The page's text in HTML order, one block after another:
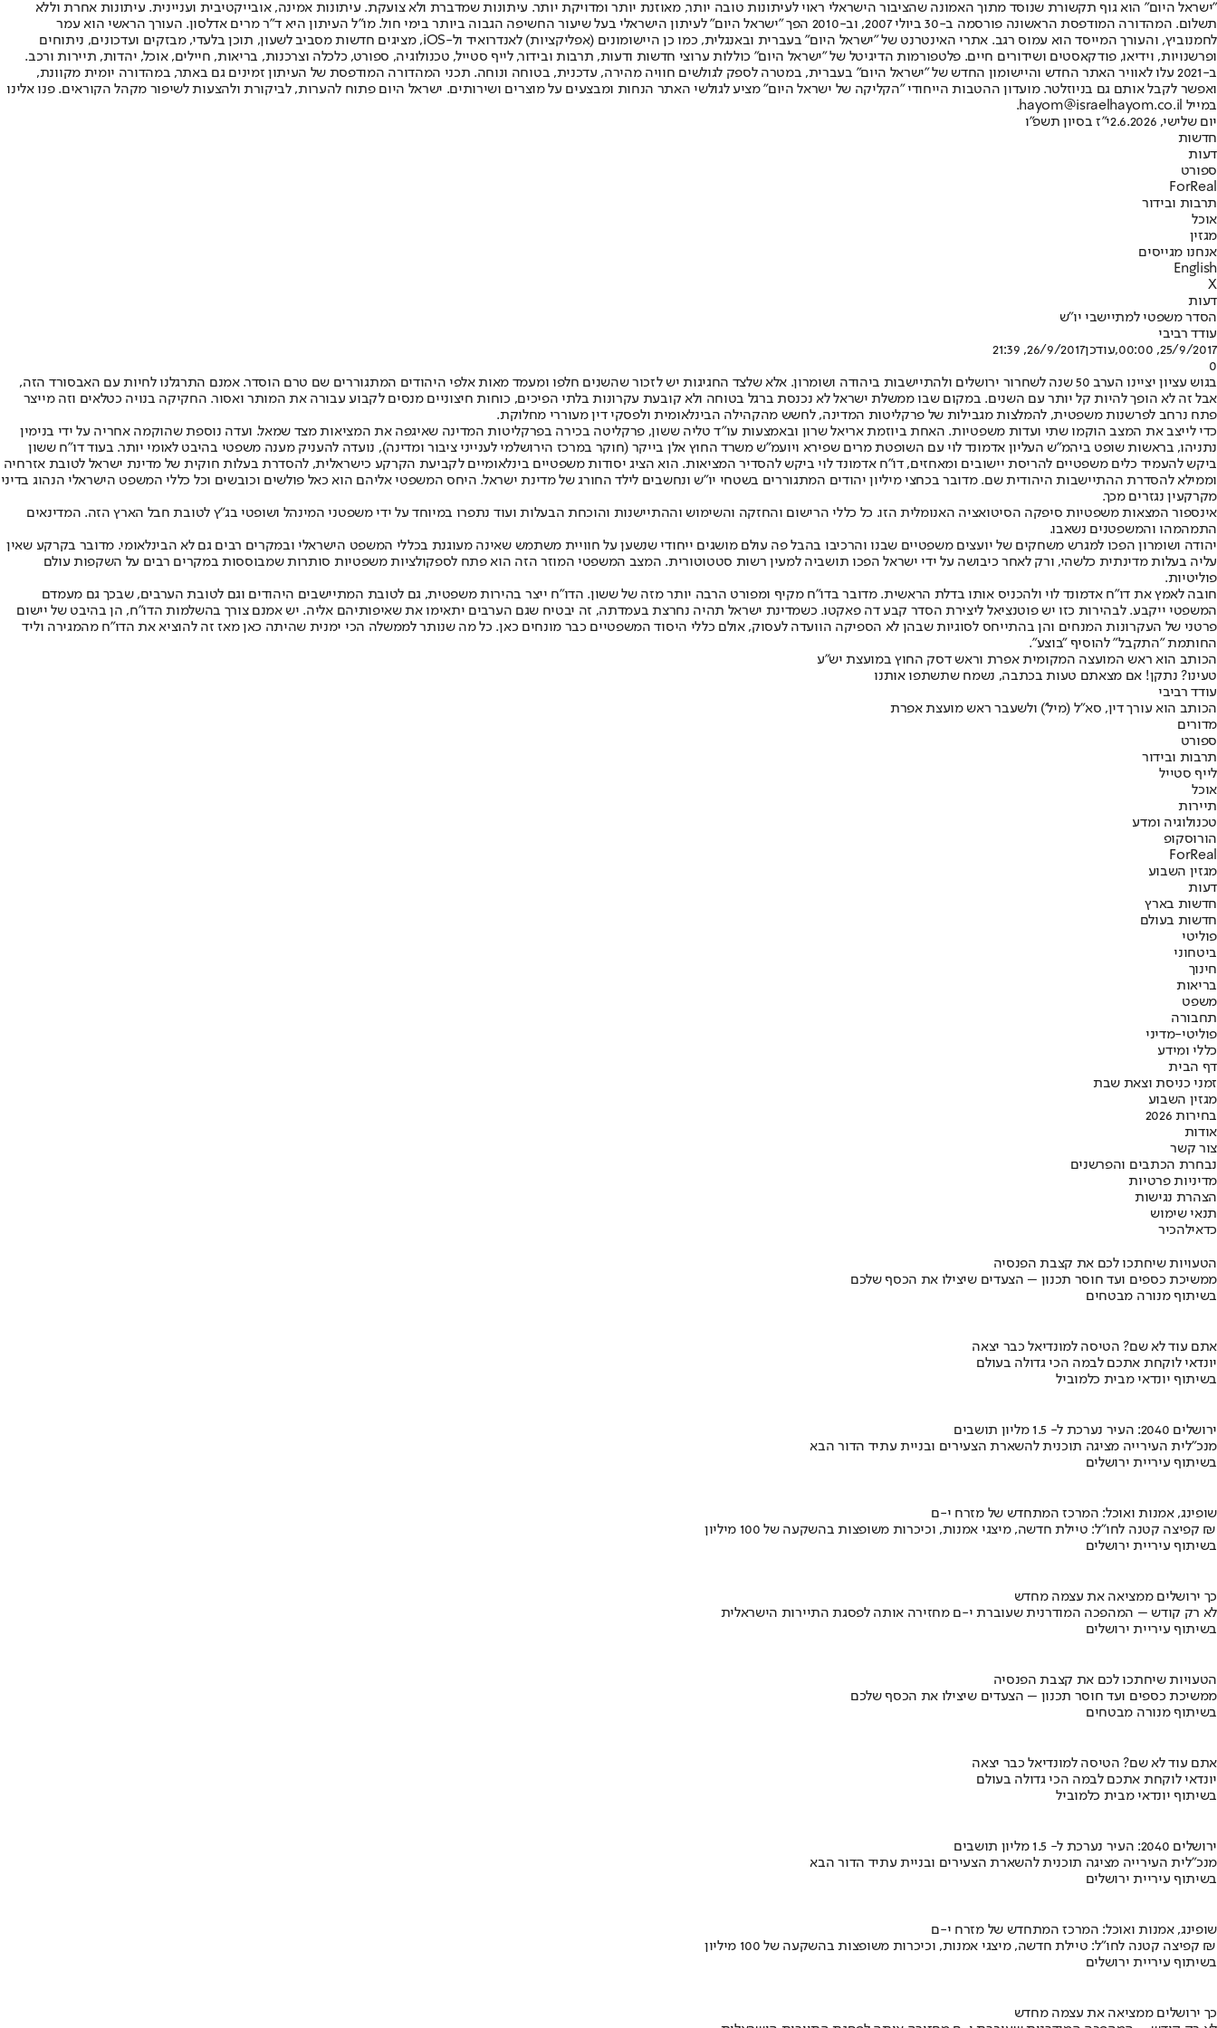
"ישראל היום" הוא גוף תקשורת שנוסד מתוך האמונה שהציבור הישראלי ראוי לעיתונות טובה יותר, מאוזנת יותר ומדויקת יותר. עיתונות שמדברת ולא צועקת. עיתונות אמינה, אובייקטיבית ועניינית. עיתונות אחרת וללא
תשלום. המהדורה המודפסת הראשונה פורסמה ב-30 ביולי 2007, וב-2010 הפך "ישראל היום" לעיתון הישראלי בעל שיעור החשיפה הגבוה ביותר בימי חול. מו"ל העיתון היא ד"ר מרים אדלסון. העורך הראשי הוא עמר
לחמנוביץ, והעורך המייסד הוא עמוס רגב. אתרי האינטרנט של "ישראל היום" בעברית ובאנגלית, כמו כן היישומונים (אפליקציות) לאנדרואיד ול-iOS, מציגים חדשות מסביב לשעון, תוכן בלעדי, מבזקים ועדכונים, ניתוחים
ופרשנויות, וידיאו, פודקאסטים ושידורים חיים. פלטפורמות הדיגיטל של "ישראל היום" כוללות ערוצי חדשות ודעות, תרבות ובידור, לייף סטייל, טכנולוגיה, ספורט, כלכלה וצרכנות, בריאות, חיילים, אוכל, יהדות, תיירות ורכב.
ב-2021 עלו לאוויר האתר החדש והיישומון החדש של "ישראל היום" בעברית, במטרה לספק לגולשים חוויה מהירה, עדכנית, בטוחה ונוחה. תכני המהדורה המודפסת של העיתון זמינים גם באתר, במהדורה יומית מקוונת,
ואפשר לקבל אותם גם בניוזלטר. מועדון ההטבות הייחודי "הקליקה של ישראל היום" מציע לגולשי האתר הנחות ומבצעים על מוצרים ושירותים. ישראל היום פתוח להערות, לביקורת ולהצעות לשיפור מקהל הקוראים. פנו אלינו
במייל hayom@israelhayom.co.il.
יום שלישי, 2.6.2026
י"ז בסיון תשפ"ו
חדשות
דעות
ספורט
ForReal
תרבות ובידור
אוכל
מגזין
אנחנו מגייסים
English
X
דעות
הסדר משפטי למתיישבי יו"ש
עודד רביבי
25/9/2017, 00:00
,עודכן26/9/2017, 21:39
0
בגוש עציון יציינו הערב 50 שנה לשחרור ירושלים ולהתיישבות ביהודה ושומרון. אלא שלצד החגיגות יש לזכור שהשנים חלפו ומעמד מאות אלפי היהודים המתגוררים שם טרם הוסדר. אמנם התרגלנו לחיות עם האבסורד הזה,
אבל זה לא הופך להיות קל יותר עם השנים. במקום שבו ממשלת ישראל לא נכנסת ברגל בטוחה ולא קובעת עקרונות בלתי הפיכים, כוחות חיצוניים מנסים לקבוע עבורה את המותר ואסור. החקיקה בנויה כטלאים וזה מייצר
פתח נרחב לפרשנות משפטית, להמלצות מגבילות של פרקליטות המדינה, לחשש מהקהילה הבינלאומית ולפסקי דין מעוררי מחלוקת.
כדי לייצב את המצב הוקמו שתי ועדות משפטיות. האחת ביוזמת אריאל שרון ובאמצעות עו"ד טליה ששון, פרקליטה בכירה בפרקליטות המדינה שאיגפה את המציאות מצד שמאל. ועדה נוספת שהוקמה אחריה על ידי בנימין
נתניהו, בראשות שופט ביהמ"ש העליון אדמונד לוי עם השופטת מרים שפירא ויועמ"ש משרד החוץ אלן בייקר (חוקר במרכז הירושלמי לענייני ציבור ומדינה), נועדה להעניק מענה משפטי בהיבט לאומי יותר. בעוד דו"ח ששון
ביקש להעמיד כלים משפטיים להריסת יישובים ומאחזים, דו"ח אדמונד לוי ביקש להסדיר המציאות. הוא הציג יסודות משפטיים בינלאומיים לקביעת הקרקע כישראלית, להסדרת בעלות חוקית של מדינת ישראל לטובת אזרחיה
וממילא להסדרת ההתיישבות היהודית שם. מדובר בכחצי מיליון יהודים המתגוררים בשטחי יו"ש ונחשבים לילד החורג של מדינת ישראל. היחס המשפטי אליהם הוא כאל פולשים וכובשים וכל כללי המשפט הישראלי הנהוג בדיני
מקרקעין נגזרים מכך.
אינספור המצאות משפטיות סיפקה הסיטואציה האנומלית הזו. כל כללי הרישום והחזקה והשימוש וההתיישנות והוכחת הבעלות ועוד נתפרו במיוחד על ידי משפטני המינהל ושופטי בג"ץ לטובת חבל הארץ הזה. המדינאים
התמהמהו והמשפטנים נשאבו.
יהודה ושומרון הפכו למגרש משחקים של יועצים משפטיים שבנו והרכיבו בהבל פה עולם מושגים ייחודי שנשען על חוויית משתמש שאינה מעוגנת בכללי המשפט הישראלי ובמקרים רבים גם לא הבינלאומי. מדובר בקרקע שאין
עליה בעלות מדינתית כלשהי, ורק לאחר כיבושה על ידי ישראל הפכו תושביה למעין רשות סטטוטורית. המצב המשפטי המוזר הזה הוא פתח לספקולציות משפטיות סותרות שמבוססות במקרים רבים על השקפות עולם
פוליטיות.
חובה לאמץ את דו"ח אדמונד לוי ולהכניס אותו בדלת הראשית. מדובר בדו"ח מקיף ומפורט הרבה יותר מזה של ששון. הדו"ח ייצר בהירות משפטית, גם לטובת המתיישבים היהודים וגם לטובת הערבים, שבכך גם מעמדם
המשפטי ייקבע. לבהירות כזו יש פוטנציאל ליצירת הסדר קבע דה פאקטו. כשמדינת ישראל תהיה נחרצת בעמדתה, זה יבטיח שגם הערבים יתאימו את שאיפותיהם אליה. יש אמנם צורך בהשלמות הדו"ח, הן בהיבט של יישום
פרטני של העקרונות המנחים והן בהתייחס לסוגיות שבהן לא הספיקה הוועדה לעסוק, אולם כללי היסוד המשפטיים כבר מונחים כאן. כל מה שנותר לממשלה הכי ימנית שהיתה כאן מאז זה להוציא את הדו"ח מהמגירה וליד
החותמת "התקבל" להוסיף "בוצע".
הכותב הוא ראש המועצה המקומית אפרת וראש דסק החוץ במועצת יש"ע
טעינו? נתקן! אם מצאתם טעות בכתבה, נשמח שתשתפו אותנו
עודד רביבי
הכותב הוא עורך דין, סא"ל (מיל') ולשעבר ראש מועצת אפרת
מדורים
ספורט
תרבות ובידור
לייף סטייל
אוכל
תיירות
טכנולוגיה ומדע
הורוסקופ
ForReal
מגזין השבוע
דעות
חדשות בארץ
חדשות בעולם
פוליטי
ביטחוני
חינוך
בריאות
משפט
תחבורה
פוליטי-מדיני
כללי ומידע
דף הבית
זמני כניסת וצאת שבת
מגזין השבוע
בחירות 2026
אודות
צור קשר
נבחרת הכתבים והפרשנים
מדיניות פרטיות
הצהרת נגישות
תנאי שימוש
כדאילהכיר
הטעויות שיחתכו לכם את קצבת הפנסיה
ממשיכת כספים ועד חוסר תכנון – הצעדים שיצילו את הכסף שלכם
בשיתוף מנורה מבטחים
אתם עוד לא שם? הטיסה למונדיאל כבר יצאה
יונדאי לוקחת אתכם לבמה הכי גדולה בעולם
בשיתוף יונדאי מבית כלמוביל
ירושלים 2040: העיר נערכת ל- 1.5 מליון תושבים
מנכ"לית העירייה מציגה תוכנית להשארת הצעירים ובניית עתיד הדור הבא
בשיתוף עיריית ירושלים
שופינג, אמנות ואוכל: המרכז המתחדש של מזרח י-ם
קפיצה קטנה לחו"ל: טיילת חדשה, מיצגי אמנות, וכיכרות משופצות בהשקעה של 100 מיליון ₪
בשיתוף עיריית ירושלים
כך ירושלים ממציאה את עצמה מחדש
לא רק קודש – המהפכה המודרנית שעוברת י-ם מחזירה אותה לפסגת התיירות הישראלית
בשיתוף עיריית ירושלים
הטעויות שיחתכו לכם את קצבת הפנסיה
ממשיכת כספים ועד חוסר תכנון – הצעדים שיצילו את הכסף שלכם
בשיתוף מנורה מבטחים
אתם עוד לא שם? הטיסה למונדיאל כבר יצאה
יונדאי לוקחת אתכם לבמה הכי גדולה בעולם
בשיתוף יונדאי מבית כלמוביל
ירושלים 2040: העיר נערכת ל- 1.5 מליון תושבים
מנכ"לית העירייה מציגה תוכנית להשארת הצעירים ובניית עתיד הדור הבא
בשיתוף עיריית ירושלים
שופינג, אמנות ואוכל: המרכז המתחדש של מזרח י-ם
קפיצה קטנה לחו"ל: טיילת חדשה, מיצגי אמנות, וכיכרות משופצות בהשקעה של 100 מיליון ₪
בשיתוף עיריית ירושלים
כך ירושלים ממציאה את עצמה מחדש